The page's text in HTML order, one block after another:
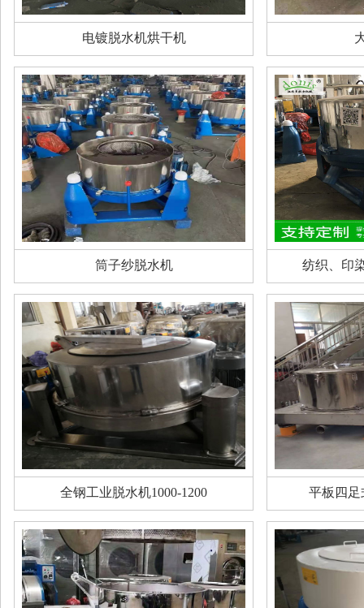
电镀脱水机烘干机
筒子纱脱水机 纺织、印
全钢工业脱水机1000-1200 平板四足